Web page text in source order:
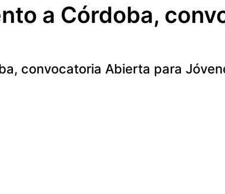
a Córdoba,
convocatoria Abierta para